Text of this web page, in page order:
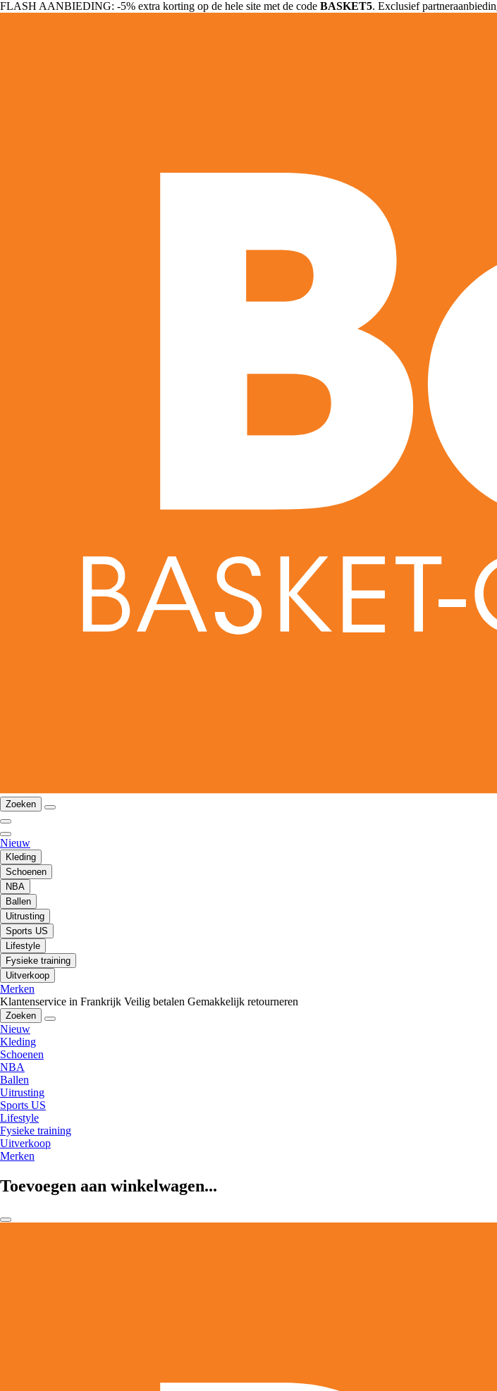
FLASH AANBIEDING: -5% extra korting op de hele site met de code BASKET5. Exclusief
Zoeken
Nieuw
Kleding
Schoenen
NBA
Ballen
Uitrusting
Sports US
Lifestyle
Fysieke training
Uitverkoop
Merken
Klantenservice in Frankrijk Veilig betalen Gemakkelijk retourneren
Zoeken
Nieuw
Kleding
Schoenen
NBA
Ballen
Uitrusting
Sports US
Lifestyle
Fysieke training
Uitverkoop
Merken
Toevoegen aan winkelwagen...